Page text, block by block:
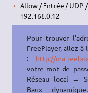
Allow / Entrée / UDP /
192.168.0.12
Pour trouver
FreePlayer, allez à
: http://
votre mot de
Réseau local →
Baux